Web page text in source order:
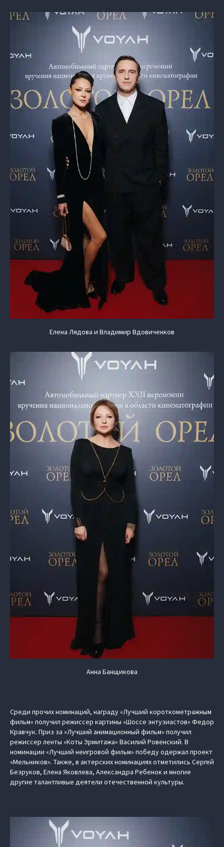
Елена Лядова и Владимир Вдовиченков
Анна Банщикова
Среди прочих номинаций, награду «Лучший короткометражным
фильм» получил режиссер картины «Шоссе энтузиастов» Федор
Кравчук. Приз за «Лучший анимационный фильм» получил
режиссер ленты «Коты Эрмитажа» Василий Ровенский. В
номинации «Лучший неигровой фильм» победу одержал проект
«Мельников». Также, в актерских номинациях отметились Сергей
Безруков, Елена Яковлева, Александра Ребенок и многие
другие талантливые деятели отечественной культуры.